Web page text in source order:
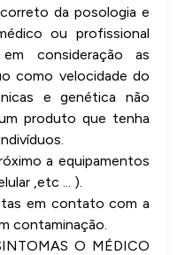
da posologia e
ou profissional
consideração as
como velocidade do
e genética não
produto que tenha
a equipamentos
,etc ... ).
em contato com a
contaminação.
O MÉDICO